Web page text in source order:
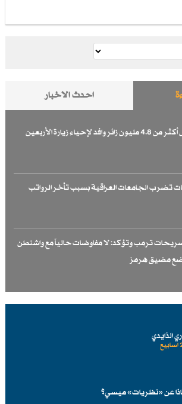
احدث الاخبار
زيارة الأربعين
تضرب الجامعات العراقية بسبب تأخر الرواتب
ترمب وتؤكد: لا مفاوضات حالياً مع واشنطن
مضيق هرمز
الذايدي
ماذا عن «نظريات» ميسي؟